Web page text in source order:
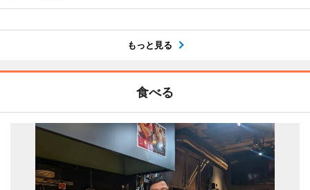
もっと見る
食べる